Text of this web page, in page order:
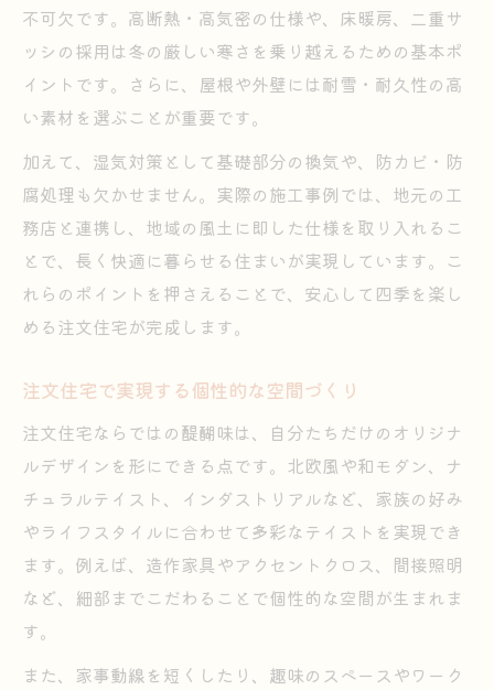
不可欠です。高断熱・高気密の仕様や、床暖房、二重サ
ッシの採用は冬の厳しい寒さを乗り越えるための基本ポ
イントです。さらに、屋根や外壁には耐雪・耐久性の高
い素材を選ぶことが重要です。
加えて、湿気対策として基礎部分の換気や、防カビ・防
腐処理も欠かせません。実際の施工事例では、地元の工
務店と連携し、地域の風土に即した仕様を取り入れるこ
とで、長く快適に暮らせる住まいが実現しています。こ
れらのポイントを押さえることで、安心して四季を楽し
める注文住宅が完成します。
注文住宅で実現する個性的な空間づくり
注文住宅ならではの醍醐味は、自分たちだけのオリジナ
ルデザインを形にできる点です。北欧風や和モダン、ナ
チュラルテイスト、インダストリアルなど、家族の好み
やライフスタイルに合わせて多彩なテイストを実現でき
ます。例えば、造作家具やアクセントクロス、間接照明
など、細部までこだわることで個性的な空間が生まれま
す。
また、家事動線を短くしたり、趣味のスペースやワーク